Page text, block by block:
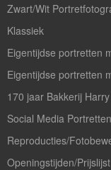
Zwart/Wit
Klassiek
Eigentijdse portretten
Eigentijdse portretten
170 jaar Bakkerij
Social Media Portretten
Reproducties/
Openingstijden/Prijslijst